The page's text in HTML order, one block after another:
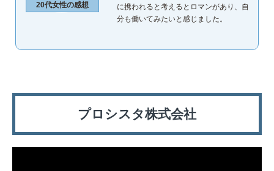
20代女性の感想
に携われると考えるとロマンがあり、自
分も働いてみたいと感じました。
プロシスタ株式会社